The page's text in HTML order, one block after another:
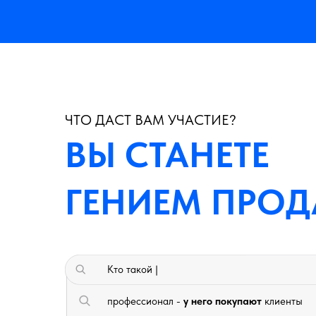
ВЫ СТАНЕТЕ
ГЕНИЕМ
ЧТО ДАСТ ВАМ УЧАСТИЕ?
Кто такой |
профессионал - у него покупают клиенты